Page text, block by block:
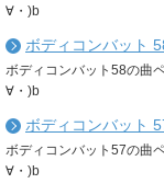
∀・)b
ボディコンバット
ボディコンバット58の曲
∀・)b
ボディコンバット
ボディコンバット57の曲
∀・)b